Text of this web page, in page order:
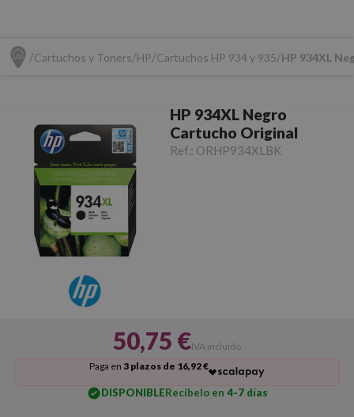
Cartuchos y Toners HP Cartuchos HP 934 y 935 HP 934XL
HP 934XL Negro
Cartucho Original
Ref.: ORHP934XLBK
50,75 €IVA incluido
Paga en 3 plazos de 16,92 €
DISPONIBLERecíbelo en 4-7 días